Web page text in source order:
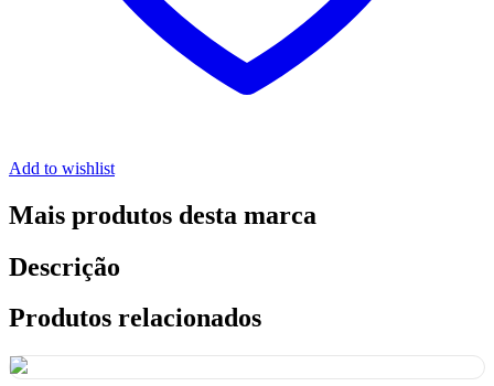
Add to wishlist
Mais produtos desta marca
Descrição
Produtos relacionados